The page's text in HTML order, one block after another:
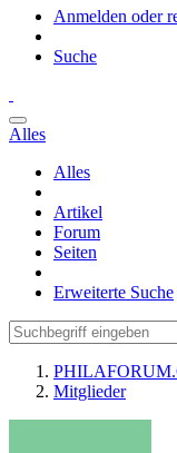
Anmelden oder
Suche
Alles
Alles
Artikel
Forum
Seiten
Erweiterte Suche
Mitglieder